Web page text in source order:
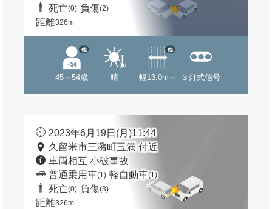
死亡(0) 負傷(2)
距離326m
45～54歳
他
晴 幅13.0m～
他
３灯式信号
2023年6月19日(月)11:44
久留米市三潴町玉満 付近
車両相互 小破事故
普通乗用車(1) 軽自動車(1)
死亡(0) 負傷(3)
距離326m